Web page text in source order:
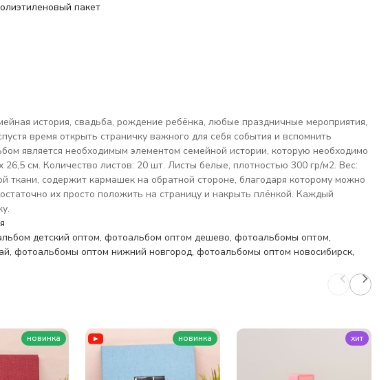
пакет
история, свадьба, рождение ребёнка, любые праздничные мероприятия,
время открыть страничку важного для себя события и вспомнить
является необходимым элементом семейной истории, которую необходимо
см. Количество листов: 20 шт. Листы белые, плотностью 300 гр/м2. Вес:
содержит кармашек на обратной стороне, благодаря которому можно
их просто положить на страницу и накрыть плёнкой. Каждый
детский оптом, фотоальбом оптом дешево, фотоальбомы оптом,
, фотоальбомы оптом нижний новгород, фотоальбомы оптом новосибирск,
новинка новинка хит